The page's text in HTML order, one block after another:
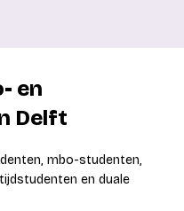
en
Delft
mbo-studenten,
en duale